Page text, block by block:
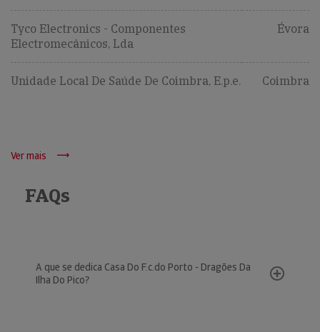
Tyco Electronics - Componentes
Electromecânicos, Lda
Évora
Unidade Local De Saúde De Coimbra, E.p.e. Coimbra
Ver mais
FAQs
A que se dedica Casa Do F.c.do Porto - Dragões Da
Ilha Do Pico?